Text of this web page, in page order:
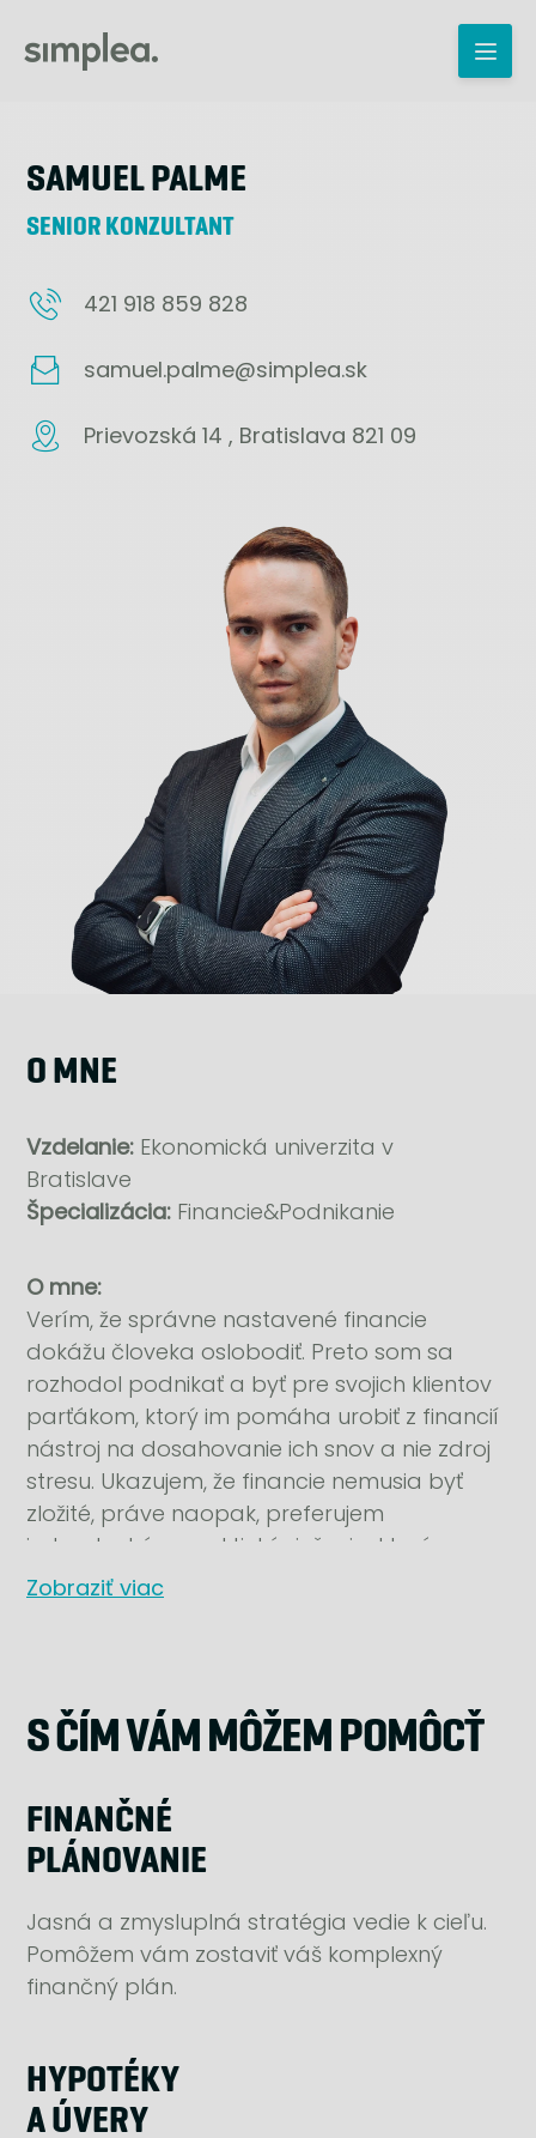
SAMUEL PALME
SENIOR KONZULTANT
421 918 859 828
samuel.palme@simplea.sk
Prievozská 14 , Bratislava 821 09
O MNE
Vzdelanie: Ekonomická univerzita v
Bratislave
Špecializácia: Financie&Podnikanie
O mne:
Verím, že správne nastavené financie
dokážu človeka oslobodiť. Preto som sa
rozhodol podnikať a byť pre svojich klientov
parťákom, ktorý im pomáha urobiť z financií
nástroj na dosahovanie ich snov a nie zdroj
stresu. Ukazujem, že financie nemusia byť
zložité, práve naopak, preferujem
jednoduché a praktické riešenia, ktoré
dávajú zmysel a prinášajú pokoj a istotu v
na kávu.
Zobraziť viac
S ČÍM VÁM MÔŽEM POMÔCŤ
FINANČNÉ
PLÁNOVANIE
Jasná a zmysluplná stratégia vedie k cieľu.
Pomôžem vám zostaviť váš komplexný
finančný plán.
HYPOTÉKY
A ÚVERY